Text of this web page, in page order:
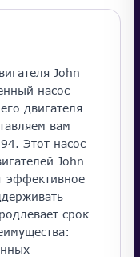
John
насос
двигателя
вам
Этот насос
John
эффективное
срок